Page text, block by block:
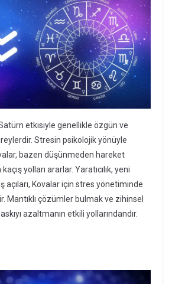
etkisiyle genellikle özgün ve
Stresin psikolojik yönüyle
bazen düşünmeden hareket
yolları ararlar. Yaratıcılık, yeni
açıları, Kovalar için stres yönetiminde
Mantıklı çözümler bulmak ve zihinsel
azaltmanın etkili yollarındandır.